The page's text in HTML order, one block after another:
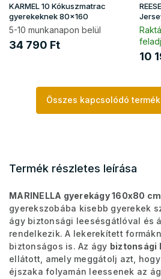
KARMEL 10 Kókuszmatrac
gyerekeknek 80x160
5-10 munkanapon belül
34 790 Ft
10
Összes kapcsolódó
Termék részletes leírása
MARINELLA gyerekágy 160x80 cm
gyerekszobába kisebb gyerekek
ágy biztonsági leesésgátlóval és
rendelkezik. A lekerekített
biztonságos is. Az ágy biztonsági
ellátott, amely meggátolj azt,
éjszaka folyamán leessenek az